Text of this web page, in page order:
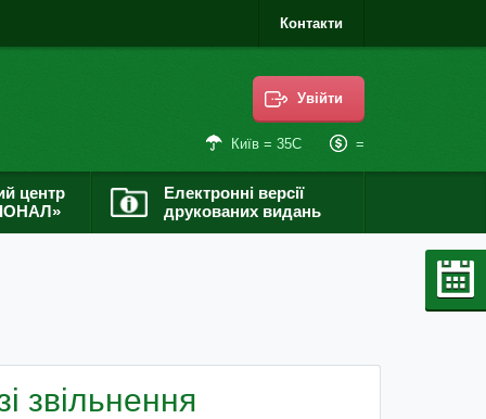
Контакти
Увійти
Київ = 35С =
центр
Електронні версії
друкованих видань
звільнення